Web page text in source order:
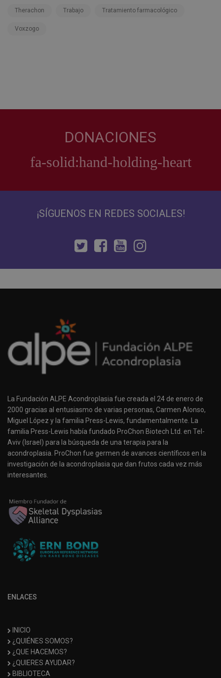
Therachon Trabajo Tratamiento farmacológico
Voxzogo
DONACIONES
¡SÍGUENOS EN REDES SOCIALES!
La Fundación ALPE Acondroplasia fue creada el 24 de enero de
2000 gracias al entusiasmo de varias personas, Carmen Alonso,
Miguel López y la familia Press-Lewis, fundamentalmente. La
familia Press-Lewis había fundado ProChon Biotech Ltd. en Tel-
Aviv (Israel) para la búsqueda de una terapia para la
acondroplasia. ProChon fue germen de avances científicos en la
investigación de la acondroplasia que dan frutos cada vez más
interesantes.
ENLACES
INICIO
¿QUIÉNES SOMOS?
¿QUE HACEMOS?
¿QUIERES AYUDAR?
BIBLIOTECA